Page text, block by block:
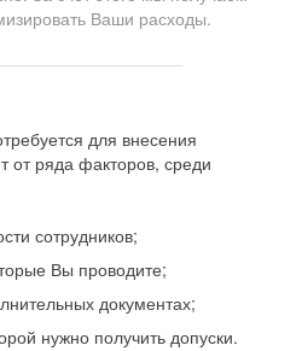
Ваши расходы.
для внесения
от ряда факторов, среди
сотрудников;
Вы проводите;
документах;
нужно получить допуски.